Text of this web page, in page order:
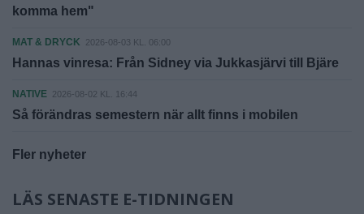
komma hem"
MAT & DRYCK 2026-08-03 KL. 06:00
Hannas vinresa: Från Sidney via Jukkasjärvi till Bjäre
NATIVE 2026-08-02 KL. 16:44
Så förändras semestern när allt finns i mobilen
Fler nyheter
LÄS SENASTE E-TIDNINGEN